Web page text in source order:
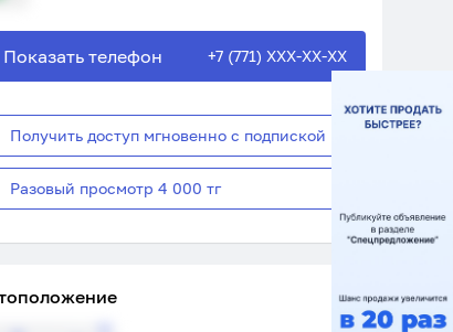
Показать телефон +7 (771) XXX-XX-XX
Получить доступ мгновенно с подпиской
Разовый просмотр 4 000 тг